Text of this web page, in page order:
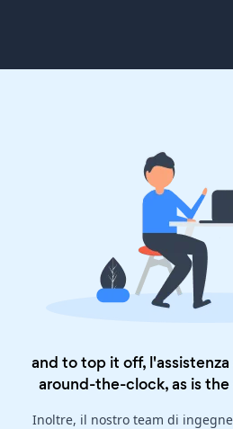
and to top it off,
around-the-clock, as is the
Inoltre, il nostro team di